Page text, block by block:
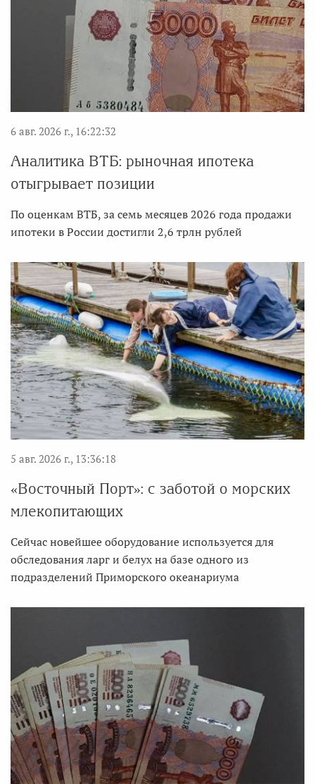
6 авг. 2026 г., 16:22:32
Аналитика ВТБ: рыночная ипотека
отыгрывает позиции
По оценкам ВТБ, за семь месяцев 2026 года продажи
ипотеки в России достигли 2,6 трлн рублей
5 авг. 2026 г., 13:36:18
«Восточный Порт»: с заботой о морских
млекопитающих
Сейчас новейшее оборудование используется для
обследования ларг и белух на базе одного из
подразделений Приморского океанариума